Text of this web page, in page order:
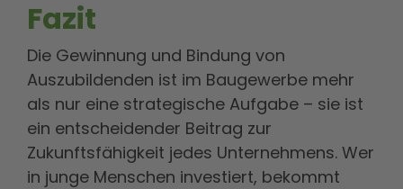
Fazit
Die Gewinnung und Bindung von
Auszubildenden ist im Baugewerbe mehr
als nur eine strategische Aufgabe – sie ist
ein entscheidender Beitrag zur
Zukunftsfähigkeit jedes Unternehmens. Wer
in junge Menschen investiert, bekommt